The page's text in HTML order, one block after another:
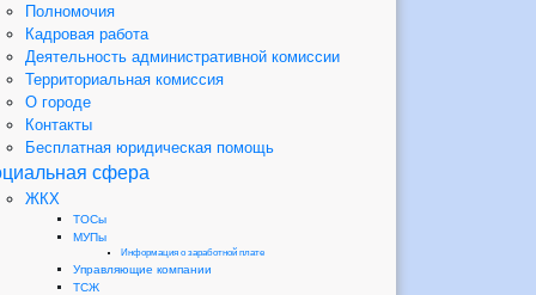
Полномочия
Кадровая работа
Деятельность административной комиссии
Территориальная комиссия
О городе
Контакты
Бесплатная юридическая помощь
сфера
ЖКХ
ТОСы
МУПы
Информация о заработной плате
Управляющие компании
ТСЖ